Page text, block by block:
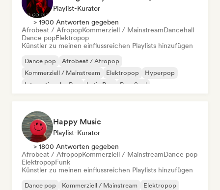
Playlist-Kurator
> 1900 Antworten gegeben
Afrobeat / AfropopKommerziell / MainstreamDancehall
Dance popElektropop
Künstler zu meinen einflussreichen Playlists hinzufügen
Dance pop
Afrobeat / Afropop
Kommerziell / Mainstream
Elektropop
Hyperpop
Internationaler Pop
Latin Pop Pop-Soul
Happy Music
Playlist-Kurator
> 1800 Antworten gegeben
Afrobeat / AfropopKommerziell / MainstreamDance pop
ElektropopFunk
Künstler zu meinen einflussreichen Playlists hinzufügen
Dance pop Kommerziell / Mainstream
Elektropop